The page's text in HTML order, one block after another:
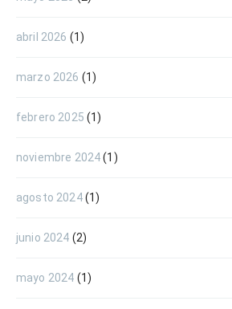
abril 2026 (1)
marzo 2026 (1)
febrero 2025 (1)
noviembre 2024(1)
agosto 2024(1)
junio 2024 (2)
mayo 2024 (1)